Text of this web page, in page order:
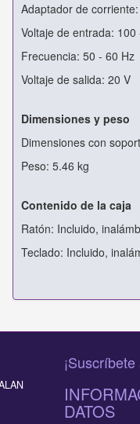
Adaptador de
Voltaje de entrada: 100
Frecuencia: 50 - 60 Hz
Voltaje de salida: 20 V
Dimensiones y peso
Dimensiones con
Peso: 5.46 kg
Contenido de la caja
Ratón: Incluido,
Teclado: Incluido,
DATOS